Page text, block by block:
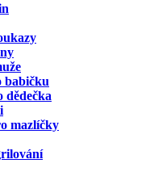
babičku
dědečka
mazlíčky